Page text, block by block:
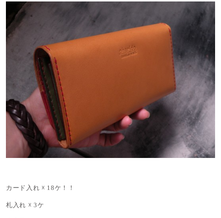
カード入れ ☓ 18ケ！！
札入れ ☓ 3ケ